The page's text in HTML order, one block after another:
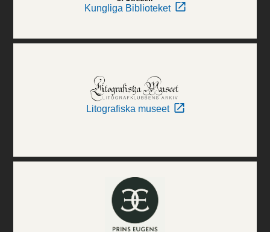
Kungliga Biblioteket
Litografiska museet